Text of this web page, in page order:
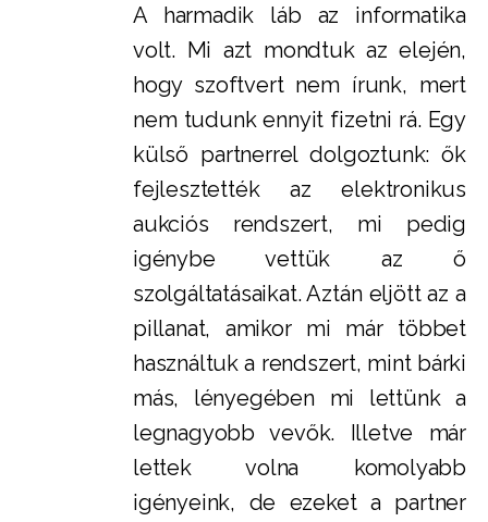
A harmadik láb az informatika
volt. Mi azt mondtuk az elején,
hogy szoftvert nem írunk, mert
nem tudunk ennyit fizetni rá. Egy
külső partnerrel dolgoztunk: ők
fejlesztették az elektronikus
aukciós rendszert, mi pedig
igénybe vettük az ő
szolgáltatásaikat. Aztán eljött az a
pillanat, amikor mi már többet
használtuk a rendszert, mint bárki
más, lényegében mi lettünk a
legnagyobb vevők. Illetve már
lettek volna komolyabb
igényeink, de ezeket a partner